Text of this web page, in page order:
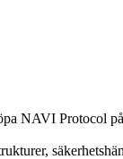
NAVI Protocol